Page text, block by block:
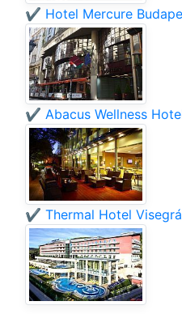
✔️ Hotel Mercure
✔️ Abacus Wellness
✔️ Thermal Hotel